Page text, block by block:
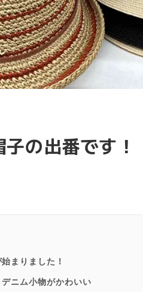
の出番です！
まりました！
ニム小物がかわいい